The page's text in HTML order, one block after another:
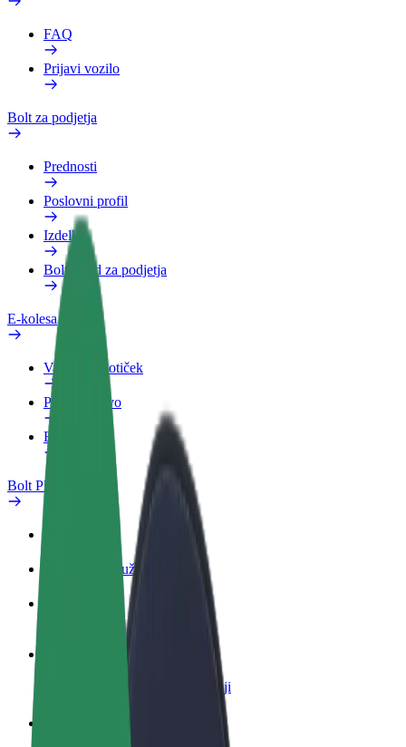
FAQ
Prijavi vozilo
Bolt za podjetja
Prednosti
Poslovni profil
Izdelki
Bolt Food za podjetja
E-kolesa
Varnostni kotiček
Prijavi težavo
FAQ
Bolt Plus
Kako se pridružiti
Zasluži denar pod svojimi pogoji